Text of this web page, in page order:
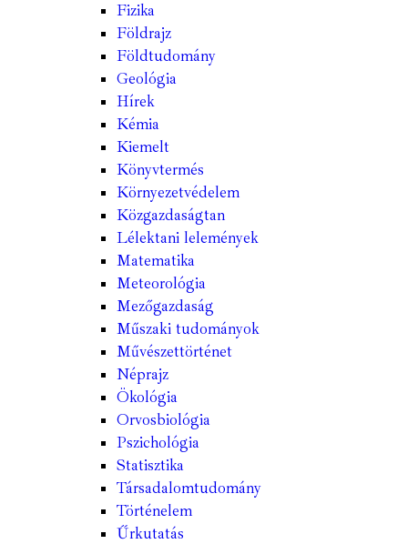
Fizika
Földrajz
Földtudomány
Geológia
Hírek
Kémia
Kiemelt
Könyvtermés
Környezetvédelem
Közgazdaságtan
Lélektani lelemények
Matematika
Meteorológia
Mezőgazdaság
Műszaki tudományok
Művészettörténet
Néprajz
Ökológia
Orvosbiológia
Pszichológia
Statisztika
Társadalomtudomány
Történelem
Űrkutatás